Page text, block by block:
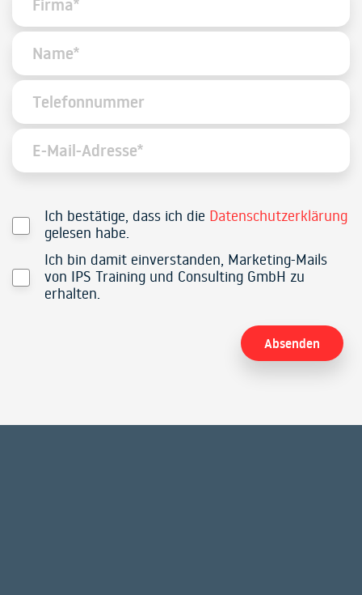
Ich bestätige, dass ich die Datenschutzerklärung
gelesen habe.
Ich bin damit einverstanden, Marketing-Mails
von IPS Training und Consulting GmbH zu
erhalten.